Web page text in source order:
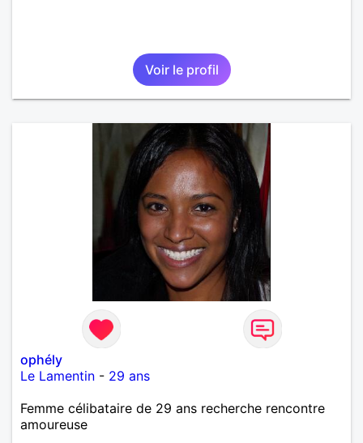
Voir le profil
ophély
Le Lamentin - 29 ans
Femme célibataire de 29 ans recherche rencontre
amoureuse